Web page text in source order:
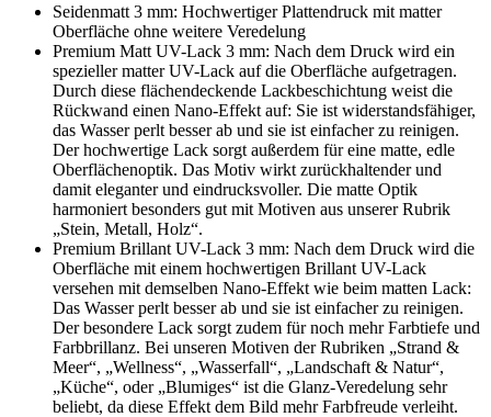
Seidenmatt 3 mm: Hochwertiger Plattendruck mit matter
Oberfläche ohne weitere Veredelung
Premium Matt UV-Lack 3 mm: Nach dem Druck wird ein
spezieller matter UV-Lack auf die Oberfläche aufgetragen.
Durch diese flächendeckende Lackbeschichtung weist die
Rückwand einen Nano-Effekt auf: Sie ist widerstandsfähiger,
das Wasser perlt besser ab und sie ist einfacher zu reinigen.
Der hochwertige Lack sorgt außerdem für eine matte, edle
Oberflächenoptik. Das Motiv wirkt zurückhaltender und
damit eleganter und eindrucksvoller. Die matte Optik
harmoniert besonders gut mit Motiven aus unserer Rubrik
„Stein, Metall, Holz“.
Premium Brillant UV-Lack 3 mm: Nach dem Druck wird die
Oberfläche mit einem hochwertigen Brillant UV-Lack
versehen mit demselben Nano-Effekt wie beim matten Lack:
Das Wasser perlt besser ab und sie ist einfacher zu reinigen.
Der besondere Lack sorgt zudem für noch mehr Farbtiefe und
Farbbrillanz. Bei unseren Motiven der Rubriken „Strand &
Meer“, „Wellness“, „Wasserfall“, „Landschaft & Natur“,
„Küche“, oder „Blumiges“ ist die Glanz-Veredelung sehr
beliebt, da diese Effekt dem Bild mehr Farbfreude verleiht.